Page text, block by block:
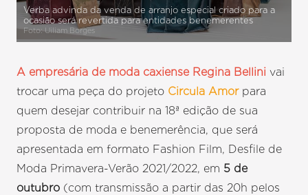
Verba advinda da venda de arranjo especial criado para a
ocasião será revertida para entidades benemerentes
Foto: Uiliam Borges
A empresária de moda caxiense Regina Bellini vai
trocar uma peça do projeto Circula Amorpara
quem desejar contribuir na 18ª edição de sua
proposta de moda e benemerência, que será
apresentada em formato Fashion Film, Desfile de
Moda Primavera-Verão 2021/2022, em 5 de
outubro (com transmissão a partir das 20h pelos